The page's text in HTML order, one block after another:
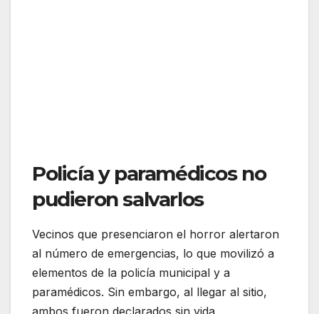
Policía y paramédicos no
pudieron salvarlos
Vecinos que presenciaron el horror alertaron
al número de emergencias, lo que movilizó a
elementos de la policía municipal y a
paramédicos. Sin embargo, al llegar al sitio,